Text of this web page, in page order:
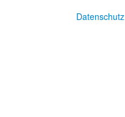
Datenschutz